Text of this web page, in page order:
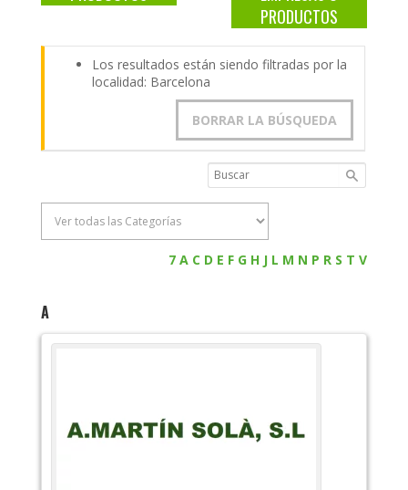
PRODUCTOS
Los resultados están siendo filtradas por la
localidad: Barcelona
BORRAR LA BÚSQUEDA
7 A C D E F G H J L M N P R S T V
A